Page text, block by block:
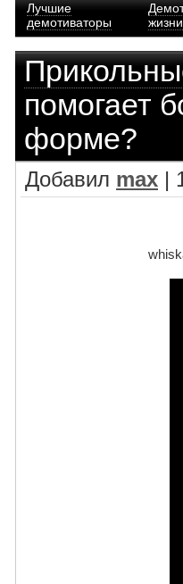
Лучшие
демотиваторы
жизни
помогает
форме?
Добавил max |